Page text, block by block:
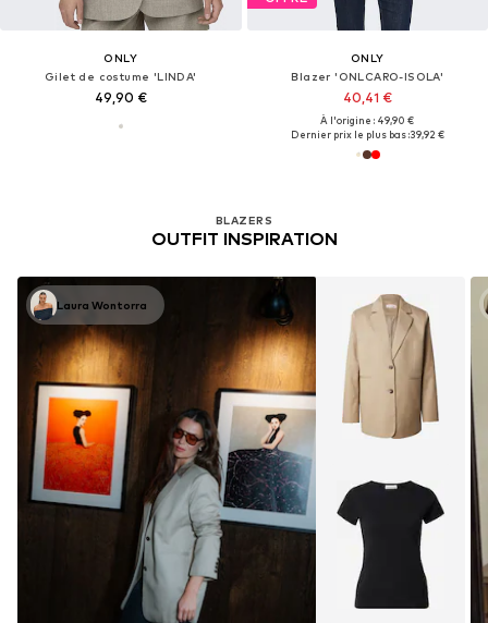
ONLY
Gilet de costume 'LINDA'
49,90 €
ONLY
Blazer 'ONLCARO-ISOLA'
40,41 €
À l'origine : 49,90 €
Dernier prix le plus bas :39,92 €
BLAZERS
OUTFIT INSPIRATION
Laura Wontorra